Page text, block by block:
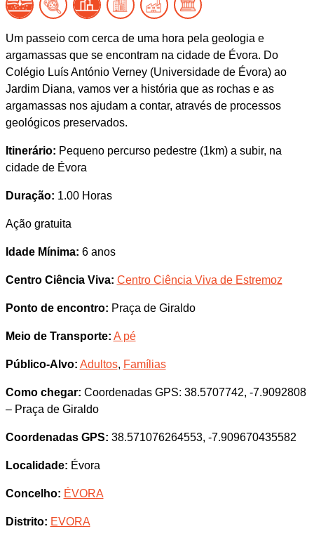
Um passeio com cerca de uma hora pela geologia e
argamassas que se encontram na cidade de Évora. Do
Colégio Luís António Verney (Universidade de Évora) ao
Jardim Diana, vamos ver a história que as rochas e as
argamassas nos ajudam a contar, através de processos
geológicos preservados.
Itinerário: Pequeno percurso pedestre (1km) a subir, na
cidade de Évora
Duração: 1.00 Horas
Ação gratuita
Idade Mínima: 6 anos
Centro Ciência Viva: Centro Ciência Viva de Estremoz
Ponto de encontro: Praça de Giraldo
Meio de Transporte: A pé
Público-Alvo: Adultos, Famílias
Como chegar: Coordenadas GPS: 38.5707742, -7.9092808
– Praça de Giraldo
Coordenadas GPS: 38.571076264553, -7.909670435582
Localidade: Évora
Concelho: ÉVORA
Distrito: EVORA